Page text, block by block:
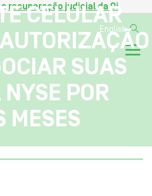
recuperação judicial da Oi.
English
CELULAR
SUAS
POR
MESES